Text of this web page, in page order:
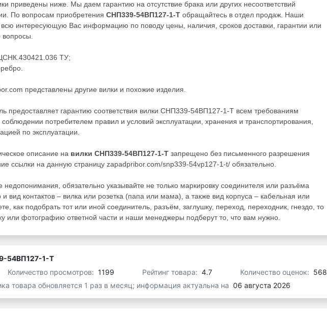
приведены ниже. Мы даем гарантию на отсутствие брака или других несоответствий
По вопросам приобретения СНП339-54ВП127-1-Т обращайтесь в отдел продаж. Наши
интересующую Вас информацию по поводу цены, наличия, сроков доставки, гарантии или
ТУ;
представлены другие вилки и похожие изделия.
предоставляет гарантию соответствия вилки СНП339-54ВП127-1-Т всем требованиям
соблюдении потребителем правил и условий эксплуатации, хранения и транспортирования,
по эксплуатации.
описание на вилки СНП339-54ВП127-1-Т запрещено без письменного разрешения
ссылки на данную страницу zapadpribor.com/snp339-54vp127-1-t/ обязательно.
недопонимания, обязательно указывайте не только маркировку соединителя или разъёма
контактов – вилка или розетка (папа или мама), а также вид корпуса – кабельная или
как подобрать тот или иной соединитель, разъём, заглушку, переход, переходник, гнездо, то
или фотографию ответной части и наши менеджеры подберут то, что вам нужно.
54ВП127-1-Т
Количество просмотров: 1199 Рейтинг товара: 4.7 Количество оценок: 568
товара обновляется 1 раз в месяц; информация актуальна на 06 августа 2026